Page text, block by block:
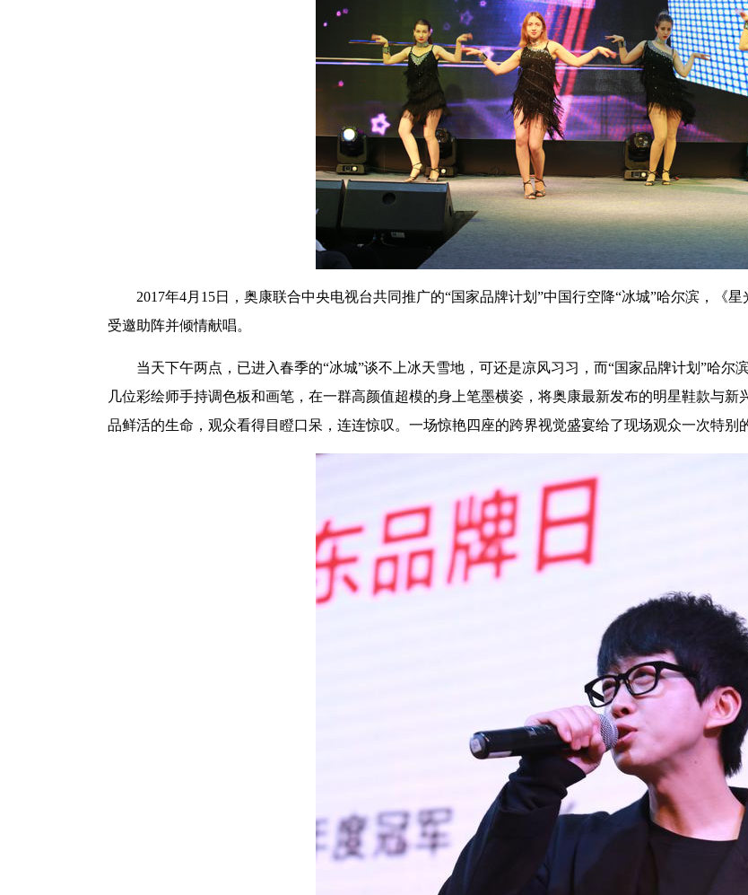
2017年4月15日，奥康联合中央电视台共同推广的“国家品牌计划”中国行空降“冰城”哈尔滨，《
受邀助阵并倾情献唱。
当天下午两点，已进入春季的“冰城”谈不上冰天雪地，可还是凉风习习，而“国家品牌计划”哈尔
几位彩绘师手持调色板和画笔，在一群高颜值超模的身上笔墨横姿，将奥康最新发布的明星鞋款与
品鲜活的生命，观众看得目瞪口呆，连连惊叹。一场惊艳四座的跨界视觉盛宴给了现场观众一次特别